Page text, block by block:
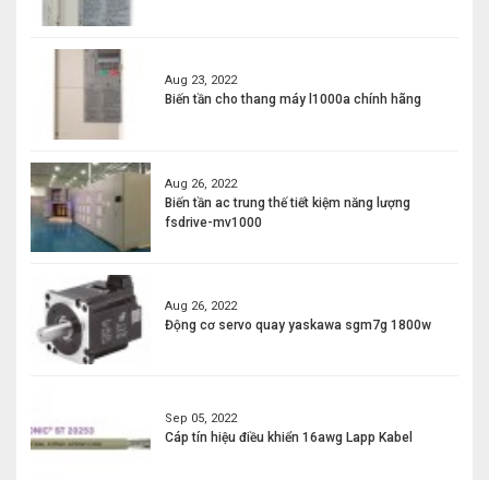
Aug 23, 2022
Biến tần cho thang máy l1000a chính hãng
Aug 26, 2022
Biến tần ac trung thế tiết kiệm năng lượng
fsdrive-mv1000
Aug 26, 2022
Động cơ servo quay yaskawa sgm7g 1800w
Sep 05, 2022
Cáp tín hiệu điều khiển 16awg Lapp Kabel